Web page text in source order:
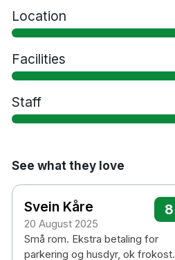
Location
Facilities
Staff
See what they love
Svein Kåre
20 August 2025
8
Små rom. Ekstra betaling for
parkering og husdyr, ok frokost.